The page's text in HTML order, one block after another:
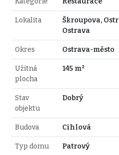
Lokalita
Škroupova,
Ostrava
Okres Ostrava-město
Užitná
plocha
145 m²
Stav
objektu
Dobrý
Budova Cihlová
Typ domu Patrový